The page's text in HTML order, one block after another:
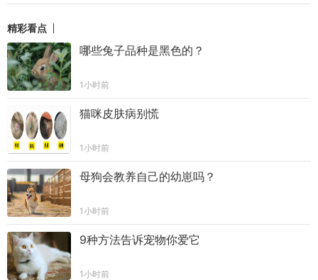
精彩看点
哪些兔子品种是黑色的？
1小时前
猫咪皮肤病别慌
1小时前
母狗会教养自己的幼崽吗？
1小时前
9种方法告诉宠物你爱它
1小时前